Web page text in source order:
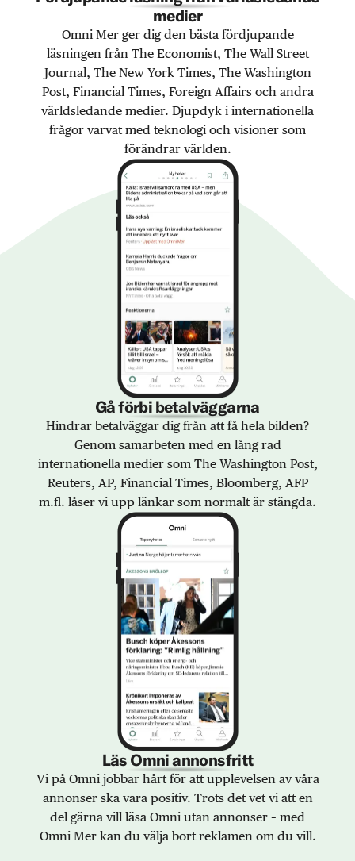
medier
Omni Mer ger dig den bästa fördjupande
läsningen från The Economist, The Wall Street
Journal, The New York Times, The Washington
Post, Financial Times, Foreign Affairs och andra
världsledande medier. Djupdyk i internationella
frågor varvat med teknologi och visioner som
förändrar världen.
Gå förbi betalväggarna
Hindrar betalväggar dig från att få hela bilden?
Genom samarbeten med en lång rad
internationella medier som The Washington Post,
Reuters, AP, Financial Times, Bloomberg, AFP
m.fl. låser vi upp länkar som normalt är stängda.
Läs Omni annonsfritt
Vi på Omni jobbar hårt för att upplevelsen av våra
annonser ska vara positiv. Trots det vet vi att en
del gärna vill läsa Omni utan annonser – med
Omni Mer kan du välja bort reklamen om du vill.